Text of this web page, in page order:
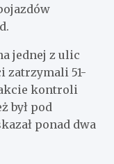
jednej z ulic
zatrzymali 51-
kontroli
był pod
ponad dwa